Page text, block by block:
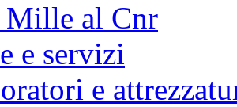
Mille al Cnr
e servizi
e